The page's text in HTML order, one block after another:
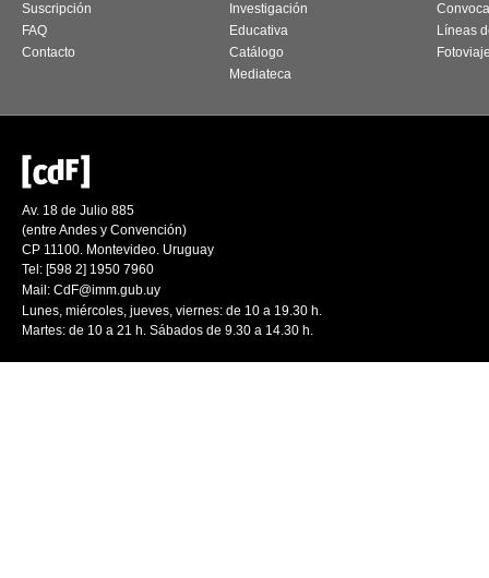
Suscripción
FAQ
Contacto
Investigación
Educativa
Catálogo
Mediateca
Líneas
Av. 18 de Julio 885
(entre Andes y Convención)
CP 11100. Montevideo. Uruguay
Tel: [598 2] 1950 7960
Mail: CdF@imm.gub.uy
Lunes, miércoles, jueves, viernes: de 10 a 19.30 h.
Martes: de 10 a 21 h. Sábados de 9.30 a 14.30 h.